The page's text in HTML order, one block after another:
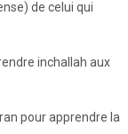
de celui qui
inchallah aux
pour apprendre la